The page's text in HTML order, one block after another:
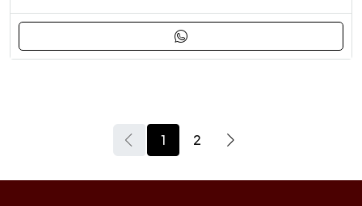
1 2